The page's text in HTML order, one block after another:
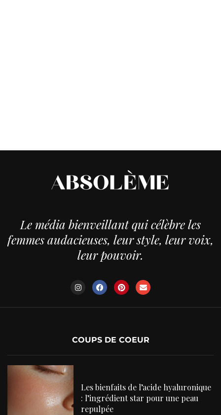
Le média bienveillant qui célèbre les
femmes audacieuses, leur style, leur voix,
leur pouvoir.
COUPS DE COEUR
Les bienfaits de l’acide hyaluronique
: l’ingrédient star pour une peau
repulpée